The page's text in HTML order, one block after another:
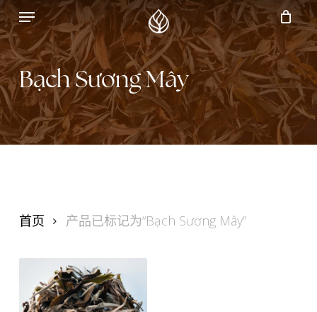
Skip
to
main
content
Menu
Bạch Sương Mây
首页 产品已标记为“Bạch Sương Mây”